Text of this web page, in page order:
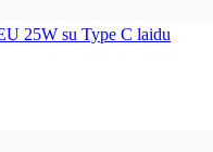
25W su Type C laidu